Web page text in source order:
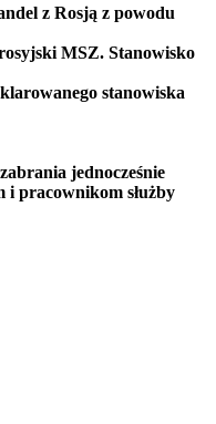
z Rosją z powodu
MSZ. Stanowisko
stanowiska
jednocześnie
pracownikom służby